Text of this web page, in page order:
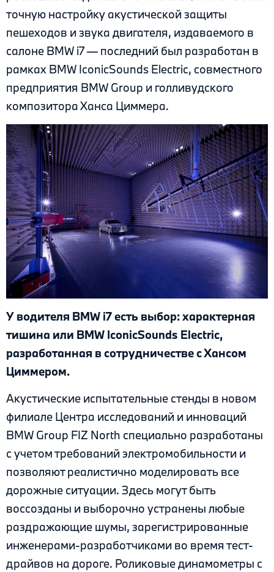
точную настройку акустической защиты
пешеходов и звука двигателя, издаваемого в
салоне BMW i7 — последний был разработан в
рамках BMW IconicSounds Electric, совместного
предприятия BMW Group и голливудского
композитора Ханса Циммера.
У водителя BMW i7 есть выбор: характерная
тишина или BMW IconicSounds Electric,
разработанная в сотрудничестве с Хансом
Циммером.
Акустические испытательные стенды в новом
филиале Центра исследований и инноваций
BMW Group FIZ North специально разработаны
с учетом требований электромобильности и
позволяют реалистично моделировать все
дорожные ситуации. Здесь могут быть
воссозданы и выборочно устранены любые
раздражающие шумы, зарегистрированные
инженерами-разработчиками во время тест-
драйвов на дороге. Роликовые динамометры с